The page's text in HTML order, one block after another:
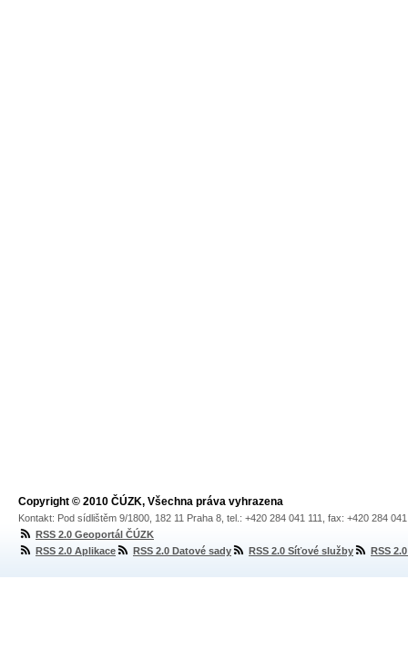
Copyright © 2010 ČÚZK, Všechna práva vyhrazena
Kontakt: Pod sídlištěm 9/1800, 182 11 Praha 8, tel.: +420 284 041 111, fax: +420 284
RSS 2.0 Geoportál ČÚZK
RSS 2.0 Aplikace
RSS 2.0 Datové sady RSS 2.0 Síťové služby RSS